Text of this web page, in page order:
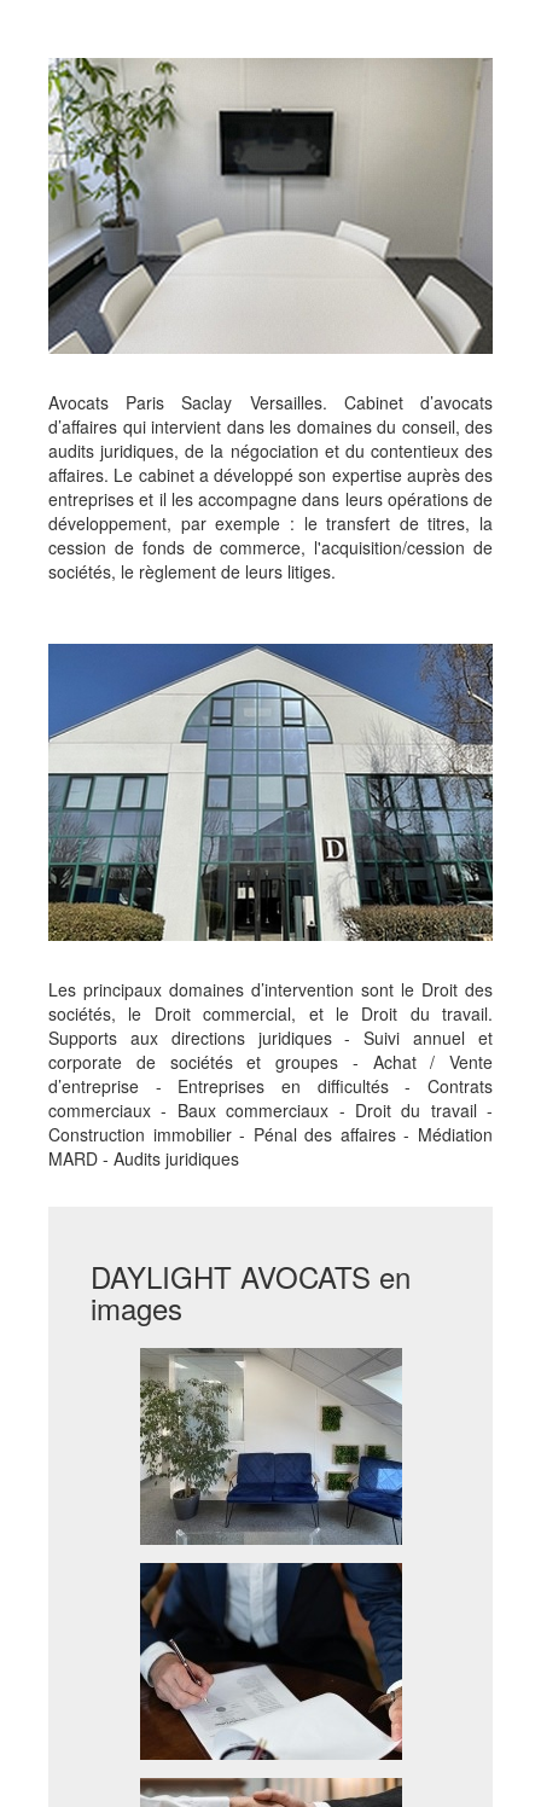
Avocats Paris Saclay Versailles. Cabinet d’avocats
d’affaires qui intervient dans les domaines du conseil, des
audits juridiques, de la négociation et du contentieux des
affaires. Le cabinet a développé son expertise auprès des
entreprises et il les accompagne dans leurs opérations de
développement, par exemple : le transfert de titres, la
cession de fonds de commerce, l'acquisition/cession de
sociétés, le règlement de leurs litiges.
Les principaux domaines d’intervention sont le Droit des
sociétés, le Droit commercial, et le Droit du travail.
Supports aux directions juridiques - Suivi annuel et
corporate de sociétés et groupes - Achat / Vente
d’entreprise - Entreprises en difficultés - Contrats
commerciaux - Baux commerciaux - Droit du travail -
Construction immobilier - Pénal des affaires - Médiation
MARD - Audits juridiques
DAYLIGHT AVOCATS en
images